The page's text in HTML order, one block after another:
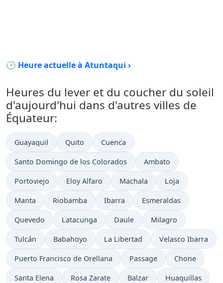
🕒 Heure actuelle à Atuntaqui ›
Heures du lever et du coucher du soleil
d'aujourd'hui dans d'autres villes de
Équateur:
Guayaquil Quito Cuenca
Santo Domingo de los Colorados Ambato
Portoviejo Eloy Alfaro Machala Loja
Manta Riobamba Ibarra Esmeraldas
Quevedo Latacunga Daule Milagro
Tulcán Babahoyo La Libertad Velasco Ibarra
Puerto Francisco de Orellana Passage Chone
Santa Elena Rosa Zarate Balzar Huaquillas